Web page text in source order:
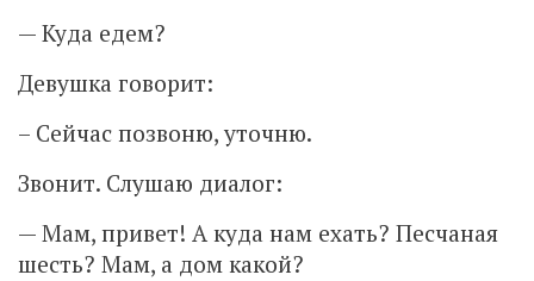
— Куда едем?
Девушка говорит:
– Сейчас позвоню, уточню.
Звонит. Слушаю диалог:
— Мам, привет! А куда нам ехать? Песчаная
шесть? Мам, а дом какой?